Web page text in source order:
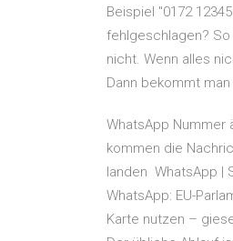
Beispiel "0172
fehlgeschlagen?
nicht. Wenn alles
Dann bekommt
WhatsApp Nummer
kommen die
landen WhatsApp |
WhatsApp: EU-
Karte nutzen –